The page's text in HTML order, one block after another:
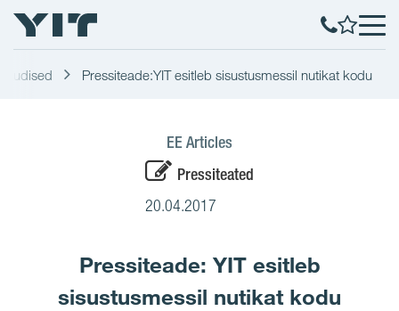
Uudised Pressiteade:YIT esitleb sisustusmessil nutikat kodu
EE Articles
Pressiteated
20.04.2017
Pressiteade: YIT esitleb
sisustusmessil nutikat kodu